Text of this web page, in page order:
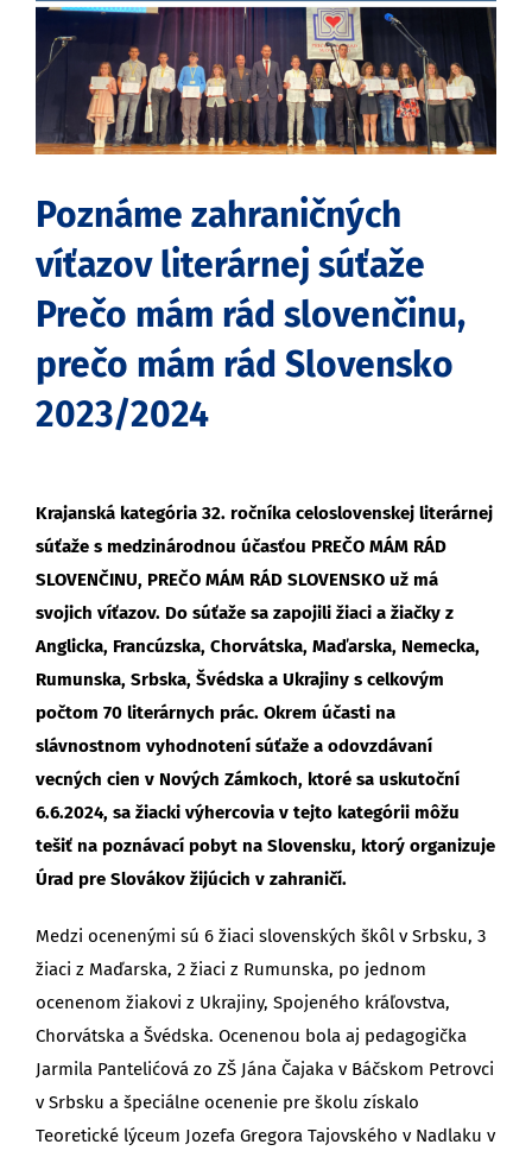
obrázok
Poznáme zahraničných
víťazov literárnej súťaže
Prečo mám rád slovenčinu,
prečo mám rád Slovensko
2023/2024
Krajanská kategória 32. ročníka celoslovenskej literárnej
súťaže s medzinárodnou účasťou PREČO MÁM RÁD
SLOVENČINU, PREČO MÁM RÁD SLOVENSKO už má
svojich víťazov. Do súťaže sa zapojili žiaci a žiačky z
Anglicka, Francúzska, Chorvátska, Maďarska, Nemecka,
Rumunska, Srbska, Švédska a Ukrajiny s celkovým
počtom 70 literárnych prác. Okrem účasti na
slávnostnom vyhodnotení súťaže a odovzdávaní
vecných cien v Nových Zámkoch, ktoré sa uskutoční
6.6.2024, sa žiacki výhercovia v tejto kategórii môžu
tešiť na poznávací pobyt na Slovensku, ktorý organizuje
Úrad pre Slovákov žijúcich v zahraničí.
Medzi ocenenými sú 6 žiaci slovenských škôl v Srbsku, 3
žiaci z Maďarska, 2 žiaci z Rumunska, po jednom
ocenenom žiakovi z Ukrajiny, Spojeného kráľovstva,
Chorvátska a Švédska. Ocenenou bola aj pedagogička
Jarmila Pantelićová zo ZŠ Jána Čajaka v Báčskom Petrovci
v Srbsku a špeciálne ocenenie pre školu získalo
Teoretické lýceum Jozefa Gregora Tajovského v Nadlaku v